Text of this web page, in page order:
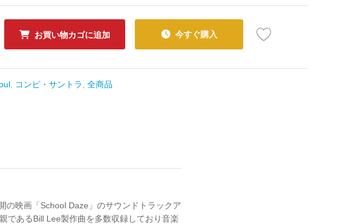
お買い物カゴに追加 今すぐ購入
コンピ・サントラ ,全商品
の映画「School Daze」のサウンドトラックア
であるBill Lee製作曲を多数収録しており音楽